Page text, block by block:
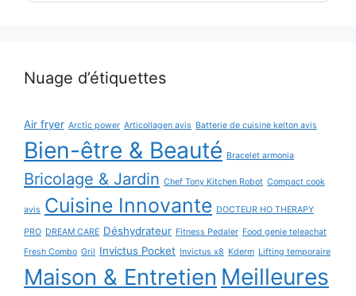
Nuage d’étiquettes
Air fryer Arctic power Articollagen avis Batterie de cuisine kelton avis
Bien-être & Beauté Bracelet armonia
Bricolage & Jardin Chef Tony Kitchen Robot Compact cook
avis Cuisine Innovante DOCTEUR HO THERAPY
PRO DREAM CARE Déshydrateur Fitness Pedaler Food genie teleachat
Fresh Combo Gril Invictus Pocket Invictus x8 Kderm Lifting temporaire
Maison & Entretien Meilleures